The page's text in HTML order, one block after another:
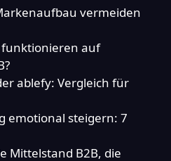
vermeiden
auf
ablefy: Vergleich für
emotional steigern: 7
Mittelstand B2B, die